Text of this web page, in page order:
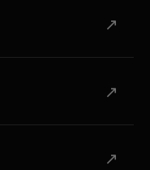
↗
↗
↗